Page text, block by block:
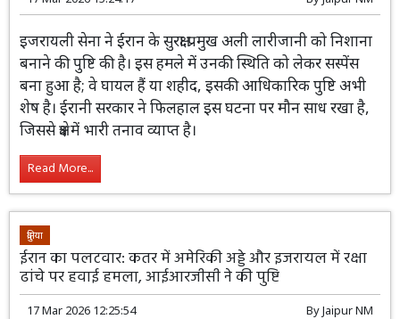
इजरायली सेना ने ईरान के सुरक्षा प्रमुख अली लारीजानी को निशाना
बनाने की पुष्टि की है। इस हमले में उनकी स्थिति को लेकर सस्पेंस
बना हुआ है; वे घायल हैं या शहीद, इसकी आधिकारिक पुष्टि अभी
शेष है। ईरानी सरकार ने फिलहाल इस घटना पर मौन साध रखा है,
जिससे क्षेत्र में भारी तनाव व्याप्त है।
Read More...
दुनिया
ईरान का पलटवार: कतर में अमेरिकी अड्डे और इजरायल में रक्षा
ढांचे पर हवाई हमला, आईआरजीसी ने की पुष्टि
17 Mar 2026 12:25:54 ByJaipur NM